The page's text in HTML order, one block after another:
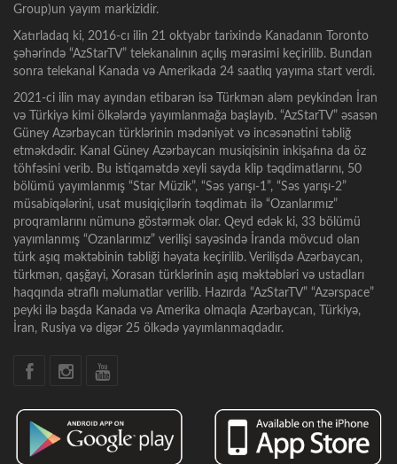
Group)un yayım markizidir.
Xatırladaq ki, 2016-cı ilin 21 oktyabr tarixində Kanadanın Toronto
şəhərində “AzStarTV” telekanalının açılış mərasimi keçirilib. Bundan
sonra telekanal Kanada və Amerikada 24 saatlıq yayıma start verdi.
2021-ci ilin may ayından etibarən isə Türkmən aləm peykindən İran
və Türkiyə kimi ölkələrdə yayımlanmağa başlayıb. “AzStarTV” əsasən
Güney Azərbaycan türklərinin mədəniyət və incəsənətini təbliğ
etməkdədir. Kanal Güney Azərbaycan musiqisinin inkişafına da öz
töhfəsini verib. Bu istiqamətdə xeyli sayda klip təqdimatlarını, 50
bölümü yayımlanmış “Star Müzik”, “Səs yarışı-1”, “Səs yarışı-2”
müsabiqələrini, usat musiqiçilərin təqdimatı ilə “Ozanlarımız”
proqramlarını nümunə göstərmək olar. Qeyd edək ki, 33 bölümü
yayımlanmış “Ozanlarımız” verilişi sayəsində İranda mövcud olan
türk aşıq məktəbinin təbliği həyata keçirilib. Verilişdə Azərbaycan,
türkmən, qaşğayi, Xorasan türklərinin aşıq məktəbləri və ustadları
haqqında ətraflı məlumatlar verilib. Hazırda “AzStarTV” “Azərspace”
peyki ilə başda Kanada və Amerika olmaqla Azərbaycan, Türkiyə,
İran, Rusiya və digər 25 ölkədə yayımlanmaqdadır.